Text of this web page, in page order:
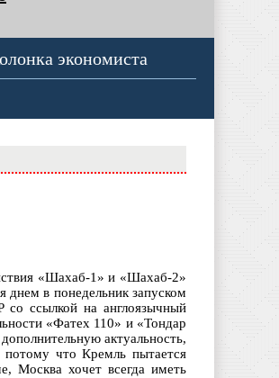
экономиста
«Шахаб-1» и «Шахаб-2»
днем в понедельник запуском
ссылкой на англоязычный
«Фатех 110» и «Тондар
актуальность,
потому что Кремль пытается
Москва хочет всегда иметь